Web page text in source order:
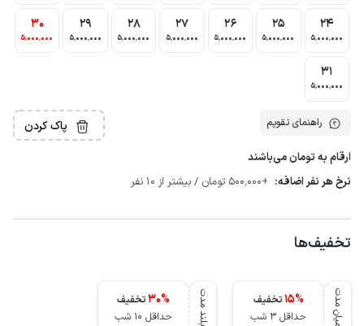
24
5٬000٬000
25
5٬000٬000
26
5٬000٬000
27
5٬000٬000
28
5٬000٬000
29
5٬000٬000
30
5٬000٬000
31
5٬000٬000
راهنمای تقویم پاک کردن
ارقام به تومان می‌باشند
نرخ هر نفر اضافه: +500٬000 تومان / بیشتر از 10 نفر
تخفیف‌ها
میان مدت 15%
تخفیف
حداقل 3 شب
بلند مدت 30%
تخفیف
حداقل 10 شب